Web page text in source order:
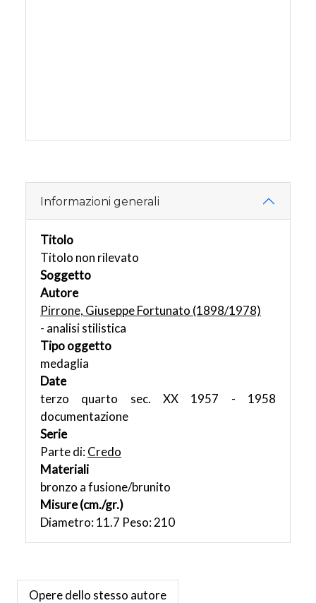
Informazioni generali
Titolo
Titolo non rilevato
Soggetto
Autore
Pirrone, Giuseppe Fortunato (1898/1978)
- analisi stilistica
Tipo oggetto
medaglia
Date
terzo quarto sec. XX 1957 - 1958
documentazione
Serie
Parte di:Credo
Materiali
bronzo a fusione/brunito
Misure (cm./gr.)
Diametro: 11.7 Peso: 210
Opere dello stesso autore